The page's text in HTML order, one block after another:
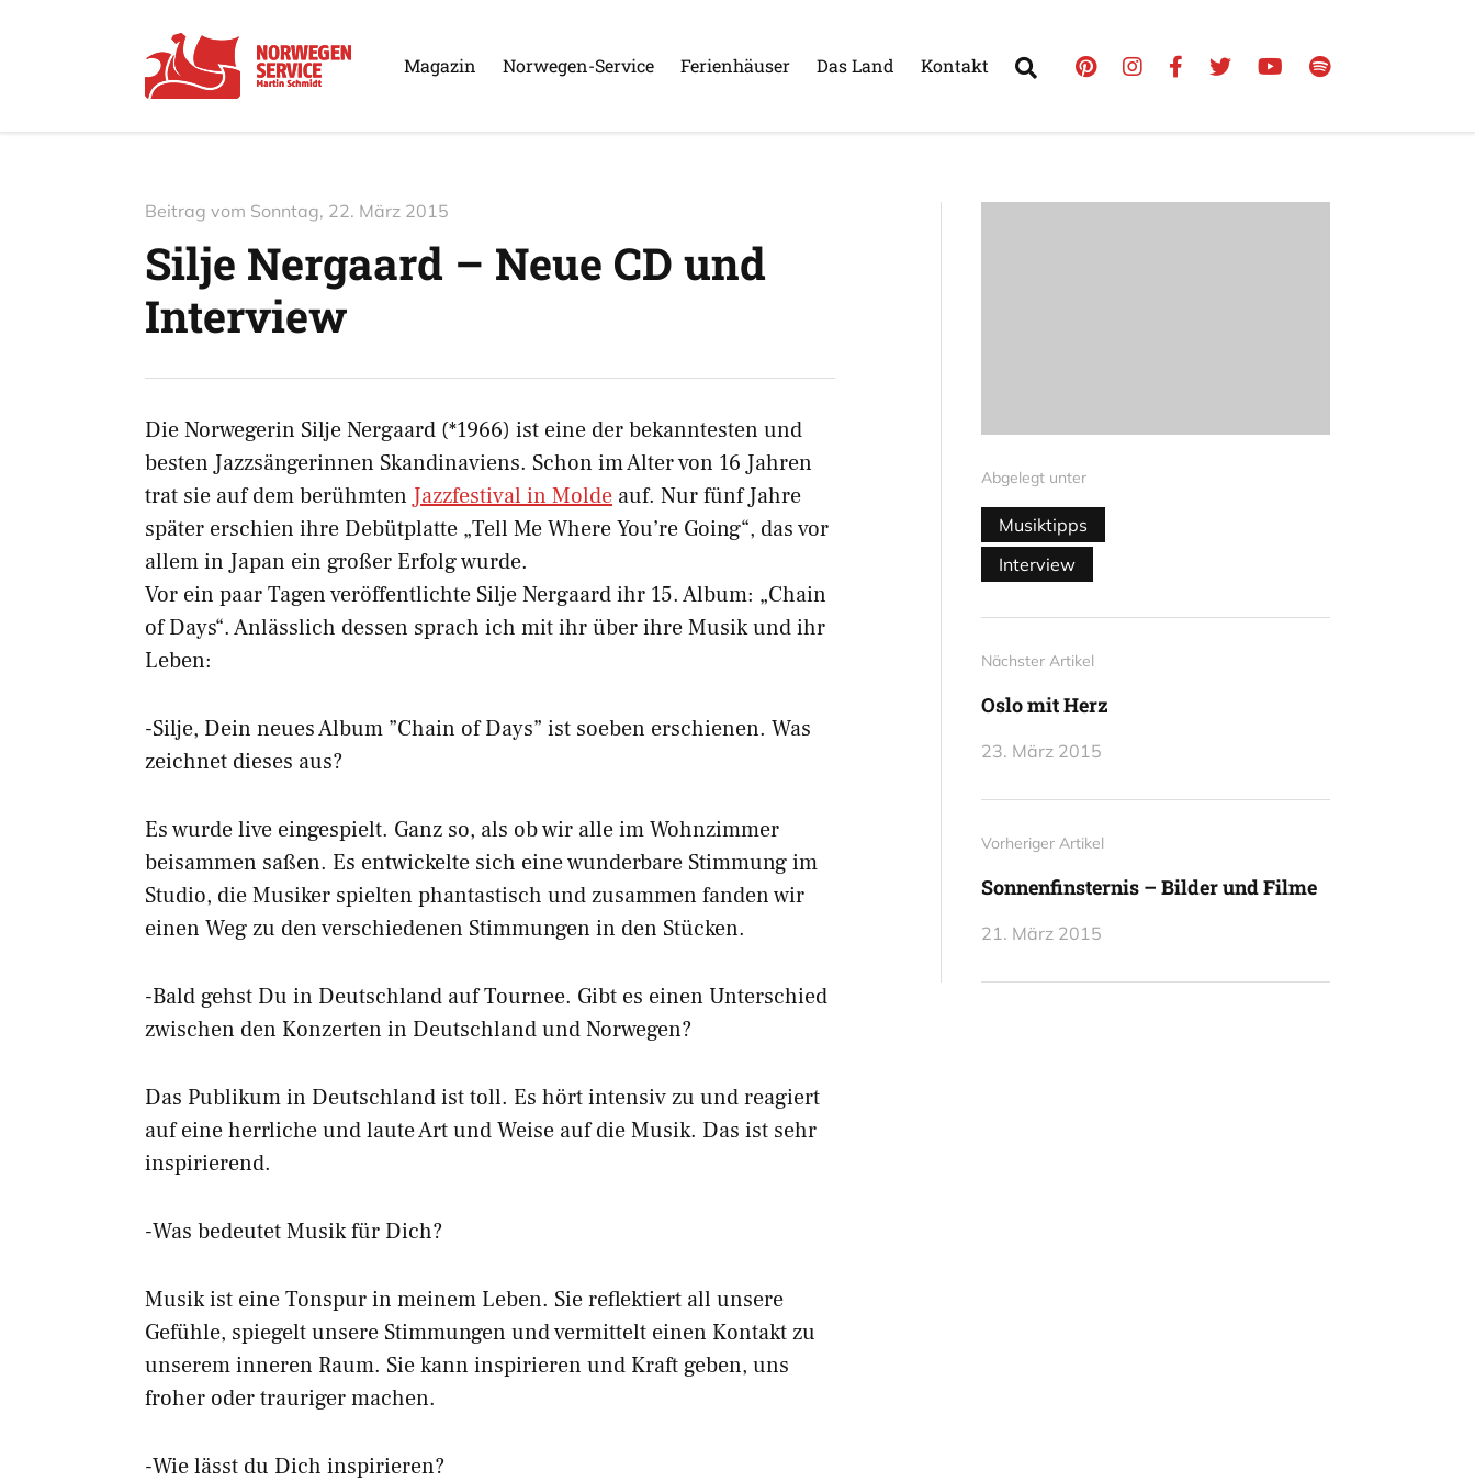
Magazin Norwegen-Service Ferienhäuser Das Land Kontakt
Beitrag vom Sonntag, 22. März 2015
Silje Nergaard – Neue CD und
Interview
Die Norwegerin Silje Nergaard (*1966) ist eine der bekanntesten und
besten Jazzsängerinnen Skandinaviens. Schon im Alter von 16 Jahren
trat sie auf dem berühmten Jazzfestival in Molde auf. Nur fünf Jahre
später erschien ihre Debütplatte „Tell Me Where You’re Going“, das vor
allem in Japan ein großer Erfolg wurde.
Vor ein paar Tagen veröffentlichte Silje Nergaard ihr 15. Album: „Chain
of Days“. Anlässlich dessen sprach ich mit ihr über ihre Musik und ihr
Leben:
-Silje, Dein neues Album ”Chain of Days” ist soeben erschienen. Was
zeichnet dieses aus?
Es wurde live eingespielt. Ganz so, als ob wir alle im Wohnzimmer
beisammen saßen. Es entwickelte sich eine wunderbare Stimmung im
Studio, die Musiker spielten phantastisch und zusammen fanden wir
einen Weg zu den verschiedenen Stimmungen in den Stücken.
-Bald gehst Du in Deutschland auf Tournee. Gibt es einen Unterschied
zwischen den Konzerten in Deutschland und Norwegen?
Das Publikum in Deutschland ist toll. Es hört intensiv zu und reagiert
auf eine herrliche und laute Art und Weise auf die Musik. Das ist sehr
inspirierend.
-Was bedeutet Musik für Dich?
Musik ist eine Tonspur in meinem Leben. Sie reflektiert all unsere
Gefühle, spiegelt unsere Stimmungen und vermittelt einen Kontakt zu
unserem inneren Raum. Sie kann inspirieren und Kraft geben, uns
froher oder trauriger machen.
-Wie lässt du Dich inspirieren?
Abgelegt unter
Musiktipps
Interview
Nächster Artikel
Oslo mit Herz
23. März 2015
Vorheriger Artikel
Sonnenfinsternis – Bilder und Filme
21. März 2015